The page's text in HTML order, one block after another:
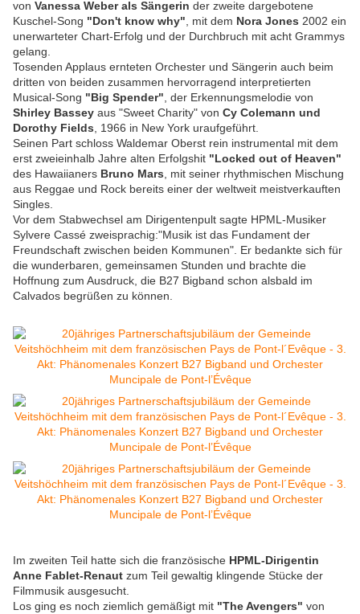
von Vanessa Weber als Sängerin der zweite dargebotene
Kuschel-Song "Don't know why" , mit dem Nora Jones 2002 ein
unerwarteter Chart-Erfolg und der Durchbruch mit acht Grammys
gelang.
Tosenden Applaus ernteten Orchester und Sängerin auch beim
dritten von beiden zusammen hervorragend interpretierten
Musical-Song "Big Spender" , der Erkennungsmelodie von
Shirley Bassey aus "Sweet Charity" von Cy Colemann und
Dorothy Fields , 1966 in New York uraufgeführt.
Seinen Part schloss Waldemar Oberst rein instrumental mit dem
erst zweieinhalb Jahre alten Erfolgshit "Locked out of Heaven"
des Hawaiianers Bruno Mars , mit seiner rhythmischen Mischung
aus Reggae und Rock bereits einer der weltweit meistverkauften
Singles.
Vor dem Stabwechsel am Dirigentenpult sagte HPML-Musiker
Sylvere Cassé zweisprachig:"Musik ist das Fundament der
Freundschaft zwischen beiden Kommunen". Er bedankte sich für
die wunderbaren, gemeinsamen Stunden und brachte die
Hoffnung zum Ausdruck, die B27 Bigband schon alsbald im
Calvados begrüßen zu können.
Im zweiten Teil hatte sich die französische HPML-Dirigentin
Anne Fablet-Renaut zum Teil gewaltig klingende Stücke der
Filmmusik ausgesucht.
Los ging es noch ziemlich gemäßigt mit "The Avengers" von